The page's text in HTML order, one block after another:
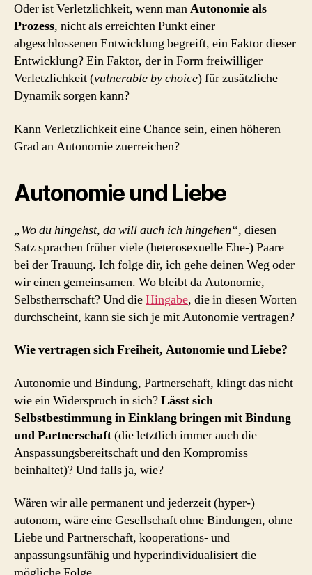
Oder ist Verletzlichkeit, wenn manAutonomie als
Prozess, nicht als erreichten Punkt einer
abgeschlossenen Entwicklung begreift, ein Faktor dieser
Entwicklung? Ein Faktor, der in Form freiwilliger
Verletzlichkeit (vulnerable by choice) für zusätzliche
Dynamik sorgen kann?
Kann Verletzlichkeit eine Chance sein, einen höheren
Grad an Autonomie zuerreichen?
Autonomie und Liebe
„Wo du hingehst, da will auch ich hingehen“, diesen
Satz sprachen früher viele (heterosexuelle Ehe-) Paare
bei der Trauung. Ich folge dir, ich gehe deinen Weg oder
wir einen gemeinsamen. Wo bleibt da Autonomie,
Selbstherrschaft? Und dieHingabe, die in diesen Worten
durchscheint, kann sie sich je mit Autonomie vertragen?
Wie vertragen sich Freiheit, Autonomie und Liebe?
Autonomie und Bindung, Partnerschaft, klingt das nicht
wie ein Widerspruch in sich?Lässt sich
Selbstbestimmung in Einklang bringen mit Bindung
und Partnerschaft(die letztlich immer auch die
Anspassungsbereitschaft und den Kompromiss
beinhaltet)? Und falls ja, wie?
Wären wir alle permanent und jederzeit (hyper-)
autonom, wäre eine Gesellschaft ohne Bindungen, ohne
Liebe und Partnerschaft, kooperations- und
anpassungsunfähig und hyperindividualisiert die